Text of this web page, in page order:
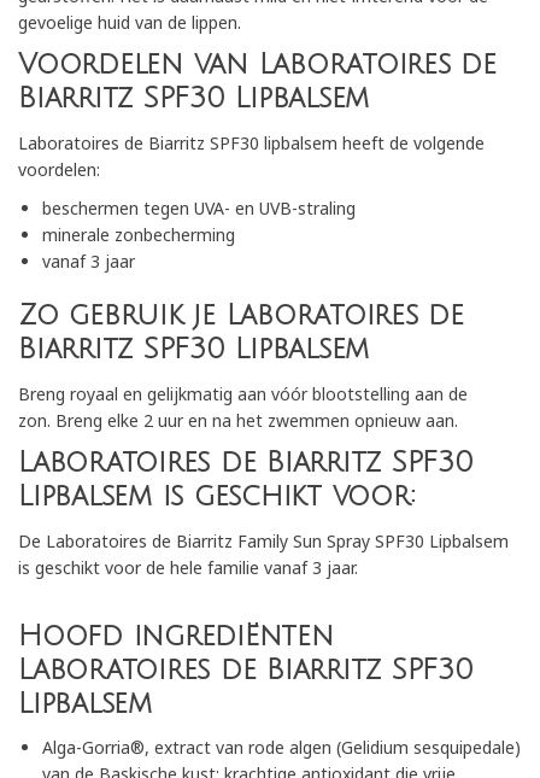
gevoelige huid van de lippen.
Voordelen van Laboratoires de
Biarritz SPF30 Lipbalsem
Laboratoires de Biarritz SPF30 lipbalsem heeft de volgende
voordelen:
beschermen tegen UVA- en UVB-straling
minerale zonbecherming
vanaf 3 jaar
Zo gebruik je Laboratoires de
Biarritz SPF30 Lipbalsem
Breng royaal en gelijkmatig aan vóór blootstelling aan de
zon. Breng elke 2 uur en na het zwemmen opnieuw aan.
Laboratoires de Biarritz SPF30
Lipbalsem is geschikt voor:
De Laboratoires de Biarritz Family Sun Spray SPF30 Lipbalsem
is geschikt voor de hele familie vanaf 3 jaar.
Hoofd ingrediënten
Laboratoires de Biarritz SPF30
Lipbalsem
Alga-Gorria®, extract van rode algen (Gelidium sesquipedale)